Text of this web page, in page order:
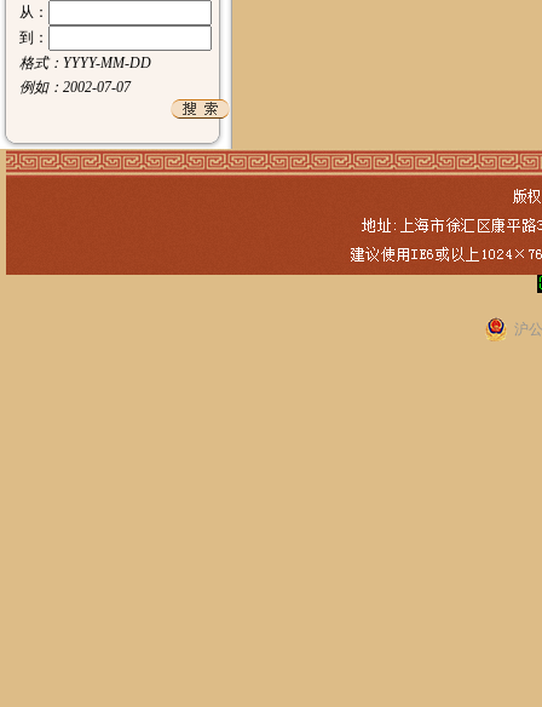
从：
到：
格式：YYYY-MM-DD
例如：2002-07-07
沪